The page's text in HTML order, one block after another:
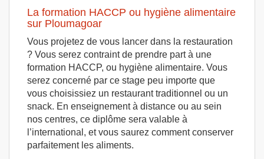
La formation HACCP ou hygiène alimentaire
sur Ploumagoar
Vous projetez de vous lancer dans la restauration
? Vous serez contraint de prendre part à une
formation HACCP, ou hygiène alimentaire. Vous
serez concerné par ce stage peu importe que
vous choisissiez un restaurant traditionnel ou un
snack. En enseignement à distance ou au sein
nos centres, ce diplôme sera valable à
l’international, et vous saurez comment conserver
parfaitement les aliments.